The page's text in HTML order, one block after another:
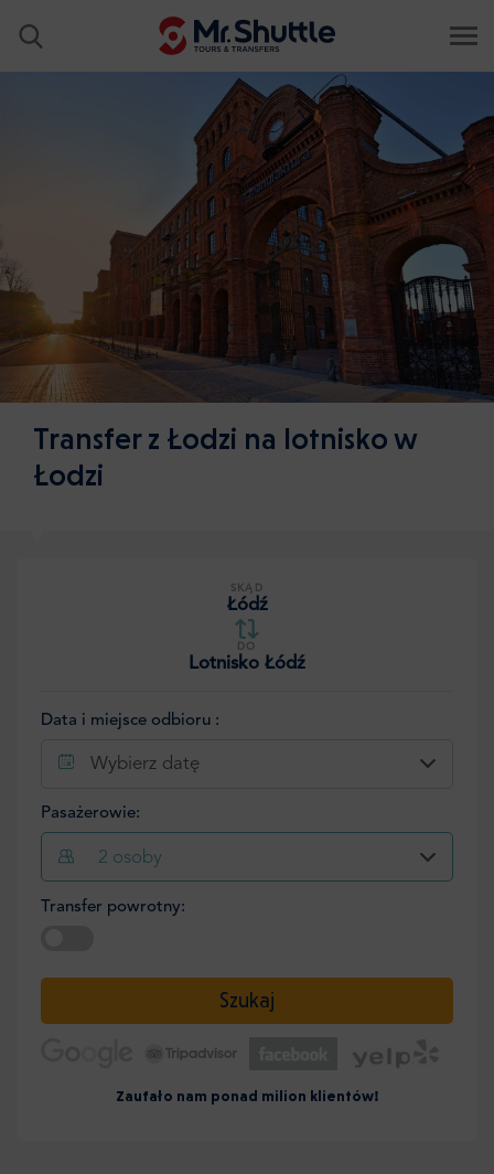
Transfer z Łodzi na lotnisko w
Łodzi
SKĄD
Łódź
DO
Lotnisko Łódź
Data i miejsce odbioru :
Wybierz datę
Pasażerowie:
2 osoby
Transfer powrotny:
Szukaj
Zaufało nam ponad milion klientów!